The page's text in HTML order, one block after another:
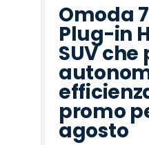
Omoda
Plug-in
SUV
promo
agosto